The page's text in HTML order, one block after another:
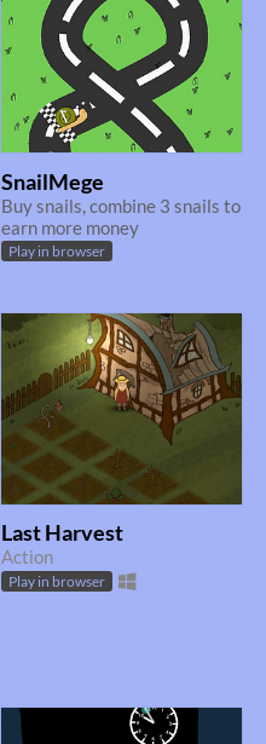
SnailMege
Buy snails, combine 3 snails to
earn more money
Play in browser
Last Harvest
Action
Play in browser